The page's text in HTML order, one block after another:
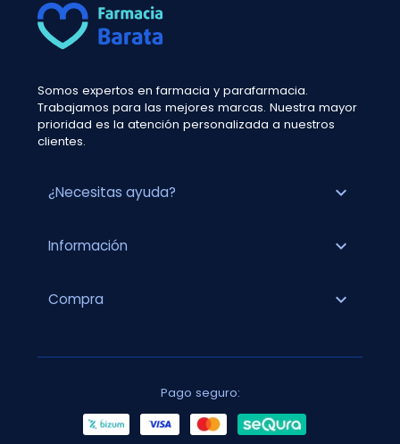
Somos expertos en farmacia y parafarmacia.
Trabajamos para las mejores marcas. Nuestra mayor
prioridad es la atención personalizada a nuestros
clientes.
¿Necesitas ayuda? expand_more
Información expand_more
Compra expand_more
Pago seguro: